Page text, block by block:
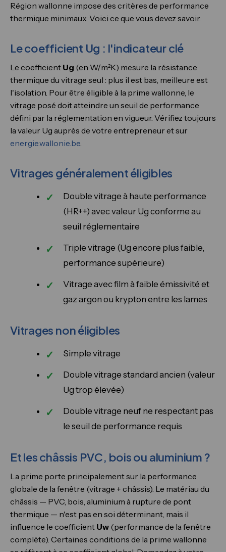
Région wallonne impose des critères de performance
thermique minimaux. Voici ce que vous devez savoir.
Le coefficient Ug : l'indicateur clé
Le coefficient Ug (en W/m²K) mesure la résistance
thermique du vitrage seul : plus il est bas, meilleure est
l'isolation. Pour être éligible à la prime wallonne, le
vitrage posé doit atteindre un seuil de performance
défini par la réglementation en vigueur. Vérifiez toujours
la valeur Ug auprès de votre entrepreneur et sur
energie.wallonie.be.
Vitrages généralement éligibles
Double vitrage à haute performance
(HR++) avec valeur Ug conforme au
seuil réglementaire
Triple vitrage (Ug encore plus faible,
performance supérieure)
Vitrage avec film à faible émissivité et
gaz argon ou krypton entre les lames
Vitrages non éligibles
Simple vitrage
Double vitrage standard ancien (valeur
Ug trop élevée)
Double vitrage neuf ne respectant pas
le seuil de performance requis
Et les châssis PVC, bois ou aluminium ?
La prime porte principalement sur la performance
globale de la fenêtre (vitrage + châssis). Le matériau du
châssis — PVC, bois, aluminium à rupture de pont
thermique — n'est pas en soi déterminant, mais il
influence le coefficient Uw (performance de la fenêtre
complète). Certaines conditions de la prime wallonne